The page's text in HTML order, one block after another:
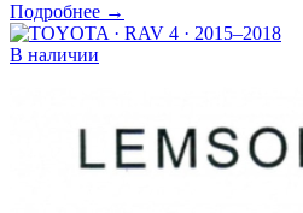
Подробнее →
В наличии